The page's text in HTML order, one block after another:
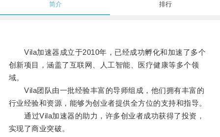
简介 排行
Vila加速器成立于2010年，已经成功孵化和加速了多个
创新项目，涵盖了互联网、人工智能、医疗健康等多个领
域。
Vila团队由一批经验丰富的导师组成，他们拥有丰富的
行业经验和资源，能够为创业者提供全方位的支持和指导。
通过Vila加速器的助力，许多创业者成功获得了投资，
实现了商业突破。